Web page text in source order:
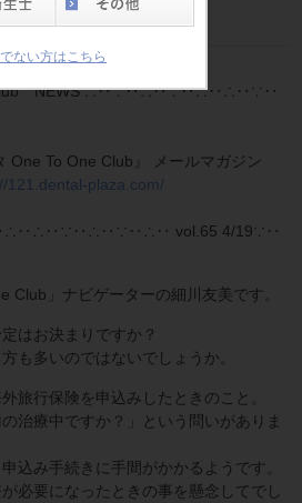
ない方はこちら
Club NEWS ∴‥∵‥∴‥∵‥∴‥∴‥∵‥
One Club』 メールマガジン
121.dental-plaza.com/
vol.65 4/19∵‥
Club」ナビゲーターの細川友美です。
はお決まりですか？
も多いのではないでしょうか。
旅行保険を申込みしたときのこと。
治療中ですか？」という問いがありま
込み手続きに手間がかかるようです。
必要になったときの事を懸念してでし